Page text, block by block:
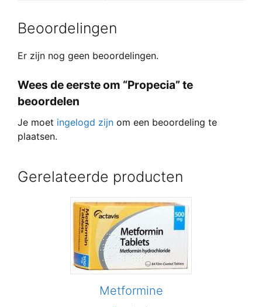
Beoordelingen
Er zijn nog geen beoordelingen.
Wees de eerste om “Propecia” te
beoordelen
Je moet ingelogd zijn om een beoordeling te
plaatsen.
Gerelateerde producten
Metformine